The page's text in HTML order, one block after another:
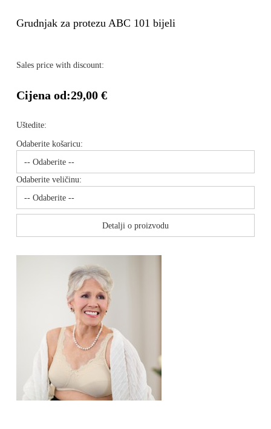
Grudnjak za protezu ABC 101 bijeli
Sales price with discount:
Cijena od:29,00 €
Uštedite:
Odaberite košaricu:
Odaberite veličinu:
Detalji o proizvodu